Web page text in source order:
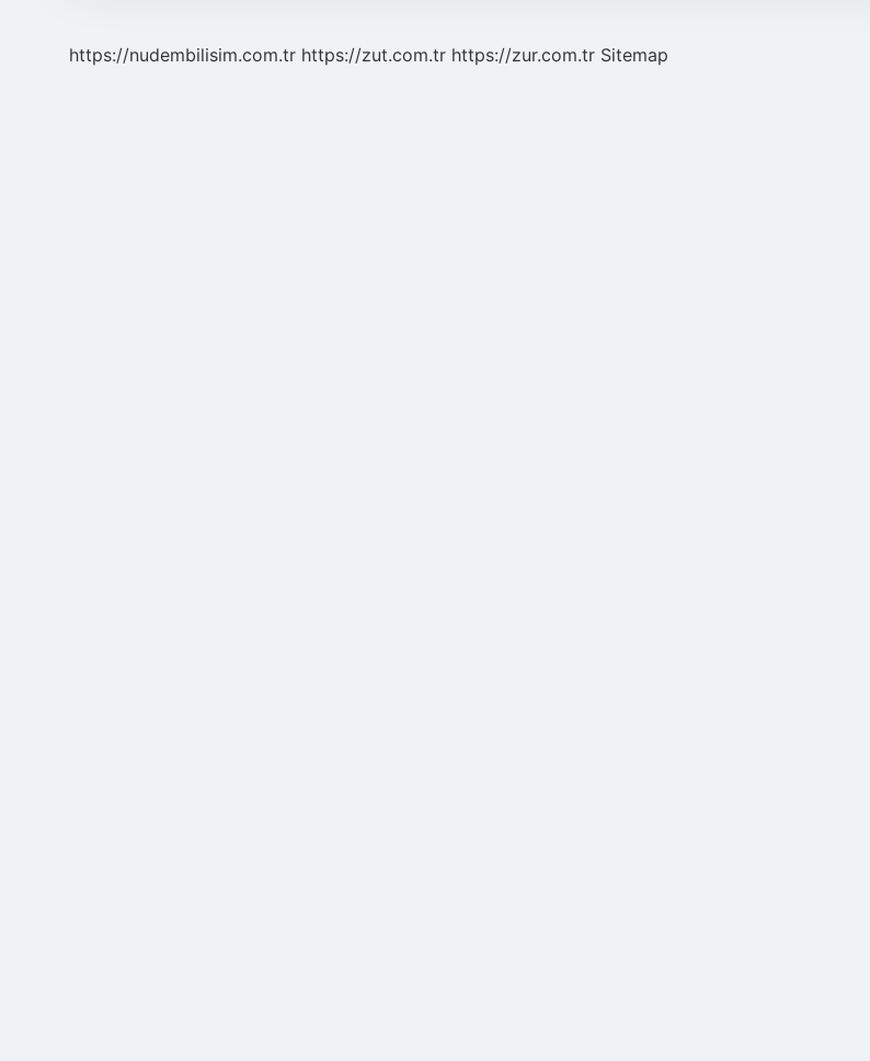
https://nudembilisim.com.tr https://zut.com.tr https://zur.com.tr Sitemap